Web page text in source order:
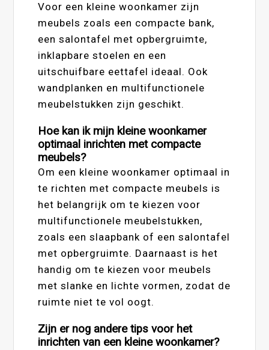
Voor een kleine woonkamer zijn
meubels zoals een compacte bank,
een salontafel met opbergruimte,
inklapbare stoelen en een
uitschuifbare eettafel ideaal. Ook
wandplanken en multifunctionele
meubelstukken zijn geschikt.
Hoe kan ik mijn kleine woonkamer
optimaal inrichten met compacte
meubels?
Om een kleine woonkamer optimaal in
te richten met compacte meubels is
het belangrijk om te kiezen voor
multifunctionele meubelstukken,
zoals een slaapbank of een salontafel
met opbergruimte. Daarnaast is het
handig om te kiezen voor meubels
met slanke en lichte vormen, zodat de
ruimte niet te vol oogt.
Zijn er nog andere tips voor het
inrichten van een kleine woonkamer?